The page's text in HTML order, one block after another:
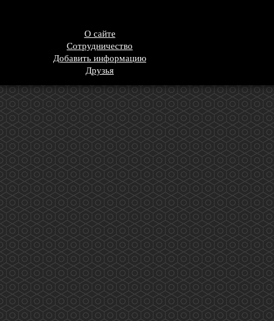
О сайте
Сотрудничество
Добавить информацию
Друзья